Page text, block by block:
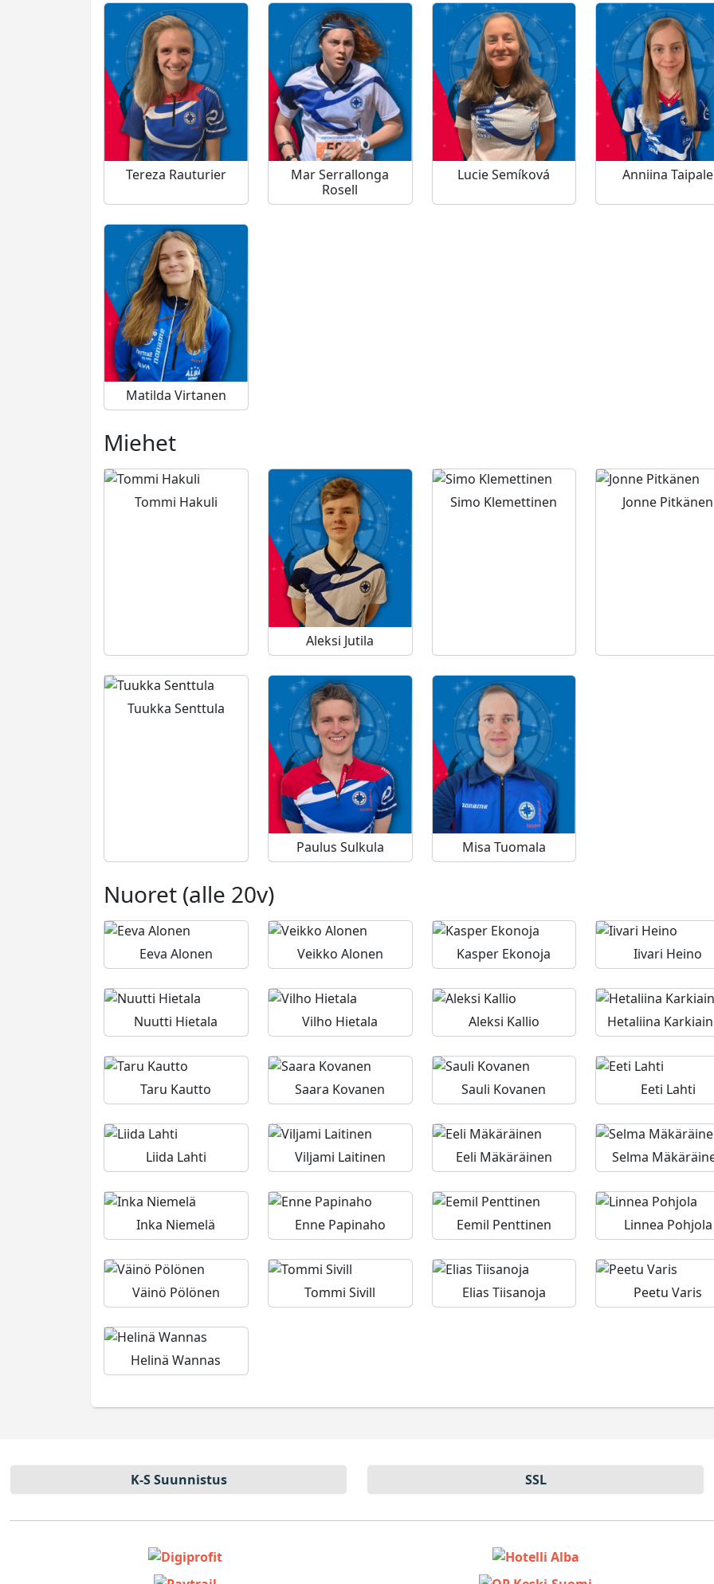
Tereza Rauturier
Mar Serrallonga
Rosell
Lucie Semíková Anniina Taipale
Matilda Virtanen
Miehet
Tommi Hakuli
Aleksi Jutila
Simo Klemettinen Jonne Pitkänen
Tuukka Senttula
Paulus Sulkula Misa Tuomala
Nuoret (alle 20v)
Eeva Alonen Veikko Alonen Kasper Ekonoja Iivari Heino
Nuutti Hietala Vilho Hietala Aleksi Kallio Hetaliina
Taru Kautto Saara Kovanen Sauli Kovanen Eeti Lahti
Liida Lahti Viljami Laitinen Eeli Mäkäräinen Selma
Inka Niemelä Enne Papinaho Eemil Penttinen Linnea Pohjola
Väinö Pölönen Tommi Sivill Elias Tiisanoja Peetu Varis
Helinä Wannas
K-S Suun­nistus SSL